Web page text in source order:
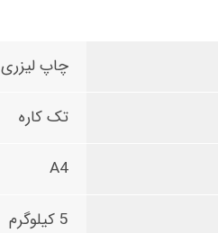
چاپ لیزری
تک کاره
A4
5 کیلوگرم